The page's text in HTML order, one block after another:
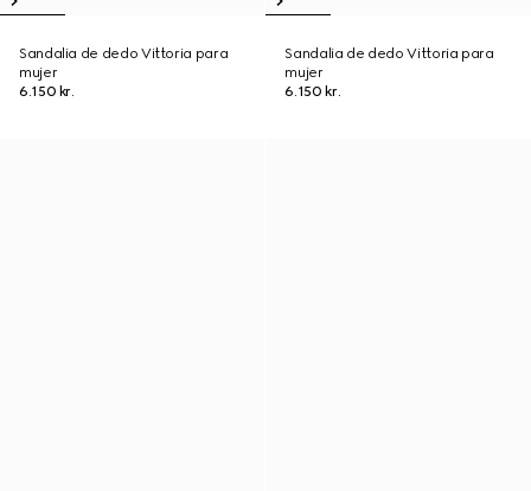
Sandalia de dedo Vittoria para
mujer
6.150 kr.
Sandalia de dedo Vittoria para
mujer
6.150 kr.